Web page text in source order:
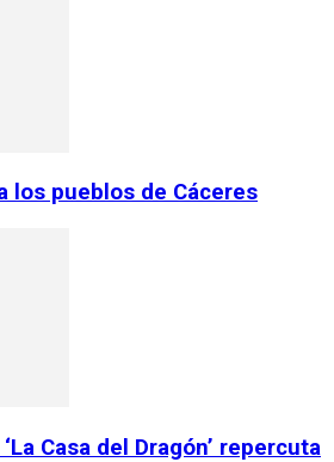
los pueblos de Cáceres
Casa del Dragón’ repercuta